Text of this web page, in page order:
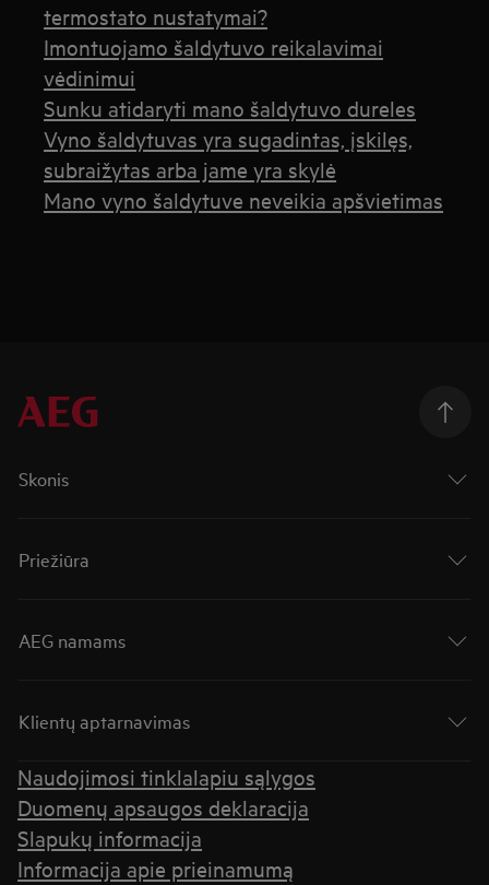
termostato nustatymai?
Imontuojamo šaldytuvo reikalavimai
vėdinimui
Sunku atidaryti mano šaldytuvo dureles
Vyno šaldytuvas yra sugadintas, įskilęs,
subraižytas arba jame yra skylė
Mano vyno šaldytuve neveikia apšvietimas
Skonis
Priežiūra
AEG namams
Klientų aptarnavimas
Naudojimosi tinklalapiu sąlygos
Duomenų apsaugos deklaracija
Slapukų informacija
Informacija apie prieinamumą